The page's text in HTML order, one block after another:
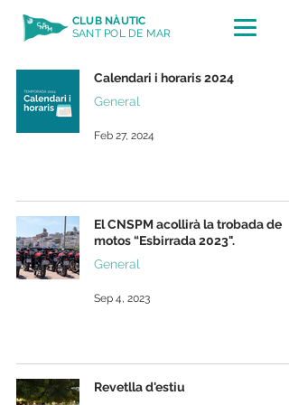
CLUB NÀUTIC
SANT POL DE MAR
Calendari i horaris 2024
General
Feb 27, 2024
El CNSPM acollirà la trobada de
motos “Esbirrada 2023".
General
Sep 4, 2023
Revetlla d'estiu